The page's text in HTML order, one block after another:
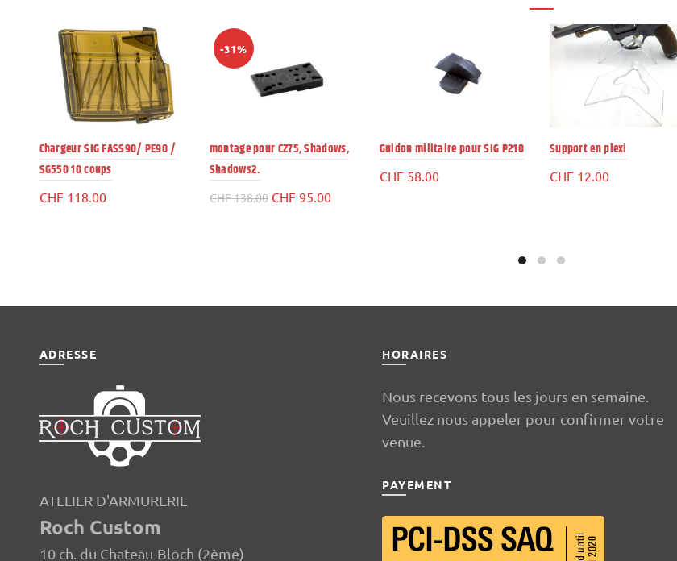
Chargeur SIG FASS90/ PE90 /
SG550 10 coups
CHF 118.00
-31%
montage pour CZ75, Shadows,
Shadows2.
CHF138.00 Le
CHF 95.00Le
Guidon militaire pour SIG P210
CHF 58.00
Support en plexi
CHF 12.00
ADRESSE
ATELIER D'ARMURERIE
Roch Custom
10 ch. du Chateau-Bloch (2ème)
HORAIRES
Nous recevons tous les jours en semaine.
Veuillez nous appeler pour confirmer votre
venue.
PAYEMENT